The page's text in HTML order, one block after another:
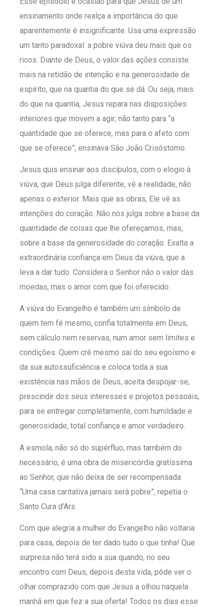
ensinamento onde realça a importância do que
aparentemente é insignificante. Usa uma expressão
um tanto paradoxal: a pobre viúva deu mais que os
ricos. Diante de Deus, o valor das ações consiste
mais na retidão de intenção e na generosidade de
espírito, que na quantia do que se dá. Ou seja, mais
do que na quantia, Jesus repara nas disposições
interiores que movem a agir; não tanto para “a
quantidade que se oferece, mas para o afeto com
que se oferece”, ensinava São João Crisóstomo.
Jesus quis ensinar aos discípulos, com o elogio à
viúva, que Deus julga diferente, vê a realidade, não
apenas o exterior. Mais que as obras, Ele vê as
intenções do coração. Não nos julga sobre a base da
quantidade de coisas que lhe ofereçamos, mas,
sobre a base da generosidade do coração. Exalta a
extraordinária confiança em Deus da viúva, que a
leva a dar tudo. Considera o Senhor não o valor das
moedas, mas o amor com que foi oferecido.
A viúva do Evangelho é também um símbolo de
quem tem fé mesmo, confia totalmente em Deus,
sem cálculo nem reservas, num amor sem limites e
condições. Quem crê mesmo sai do seu egoísmo e
da sua autossuficiência e coloca toda a sua
existência nas mãos de Deus, aceita despojar-se,
prescindir dos seus interesses e projetos pessoais,
para se entregar completamente, com humildade e
generosidade, total confiança e amor verdadeiro.
A esmola, não só do supérfluo, mas também do
necessário, é uma obra de misericórdia gratíssima
ao Senhor, que não deixa de ser recompensada.
“Uma casa caritativa jamais será pobre”, repetia o
Santo Cura d’Ars.
Com que alegria a mulher do Evangelho não voltaria
para casa, depois de ter dado tudo o que tinha! Que
surpresa não terá sido a sua quando, no seu
encontro com Deus, depois desta vida, pôde ver o
olhar comprazido com que Jesus a olhou naquela
manhã em que fez a sua oferta! Todos os dias esse